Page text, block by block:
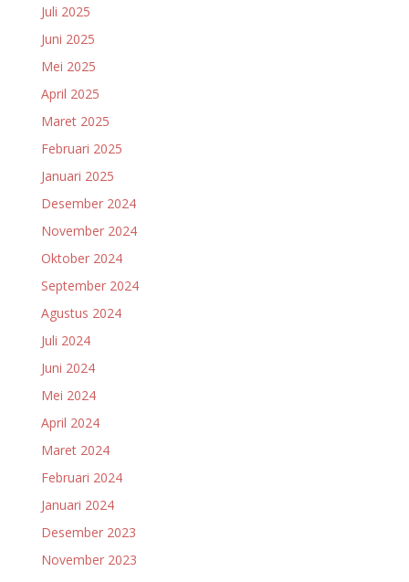
Juli 2025
Juni 2025
Mei 2025
April 2025
Maret 2025
Februari 2025
Januari 2025
Desember 2024
November 2024
Oktober 2024
September 2024
Agustus 2024
Juli 2024
Juni 2024
Mei 2024
April 2024
Maret 2024
Februari 2024
Januari 2024
Desember 2023
November 2023